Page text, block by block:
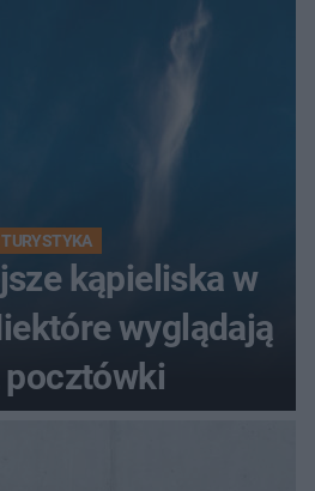
TURYSTYKA
kąpieliska w
wyglądają
pocztówki